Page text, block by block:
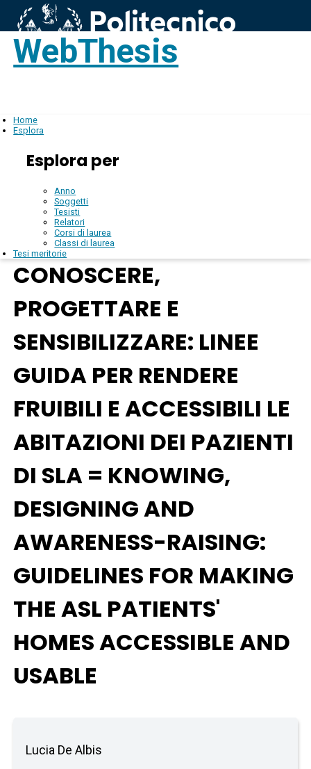
WebThesis
Home
Esplora
Esplora per
Anno
Soggetti
Tesisti
Relatori
Corsi di laurea
Classi di laurea
Tesi meritorie
CONOSCERE,
PROGETTARE E
SENSIBILIZZARE: LINEE
GUIDA PER RENDERE
FRUIBILI E ACCESSIBILI LE
ABITAZIONI DEI PAZIENTI
DI SLA = KNOWING,
DESIGNING AND
AWARENESS-RAISING:
GUIDELINES FOR MAKING
THE ASL PATIENTS'
HOMES ACCESSIBLE AND
USABLE
Lucia De Albis